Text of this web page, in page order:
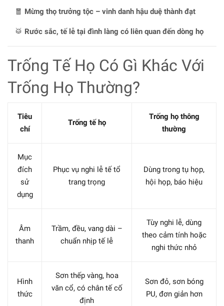
🧧 Mừng thọ trưởng tộc – vinh danh hậu duệ thành đạt
🥁 Rước sắc, tế lễ tại đình làng có liên quan đến dòng họ
Trống Tế Họ Có Gì Khác Với
Trống Họ Thường?
Tiêu
chí
Trống tế họ
Trống họ thông
thường
Mục
đích
sử
dụng
Phục vụ nghi lễ tế tổ
trang trọng
Dùng trong tụ họp,
hội họp, báo hiệu
Âm
thanh
Trầm, đều, vang dài –
chuẩn nhịp tế lễ
Tùy nghi lễ, dùng
theo cảm tính hoặc
nghi thức nhỏ
Hình
thức
Sơn thếp vàng, hoa
văn cổ, có chân tế cố
định
Sơn đỏ, sơn bóng
PU, đơn giản hơn